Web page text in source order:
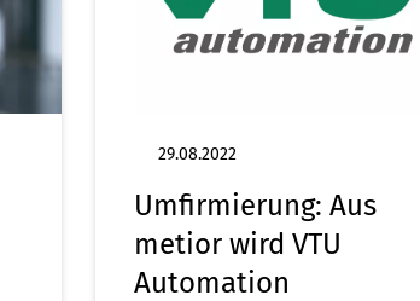
29.08.2022
Umfirmierung: Aus
metior wird VTU
Automation